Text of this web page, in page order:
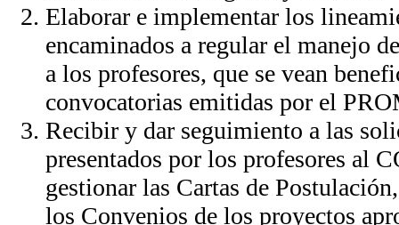
Elaborar e implementar los
encaminados a regular el manejo
a los profesores, que se vean
convocatorias emitidas por el
Recibir y dar seguimiento a las
presentados por los profesores al
gestionar las Cartas de
los Convenios de los proyectos